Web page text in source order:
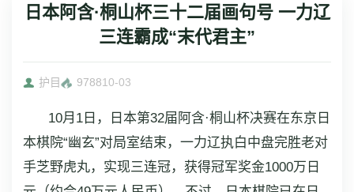
日本阿含·桐山杯三十二届画句号 一力辽
三连霸成“末代君主”
护目 978810-03
10月1日，日本第32届阿含·桐山杯决赛在东京日
本棋院“幽玄”对局室结束，一力辽执白中盘完胜老对
手芝野虎丸，实现三连冠，获得冠军奖金1000万日